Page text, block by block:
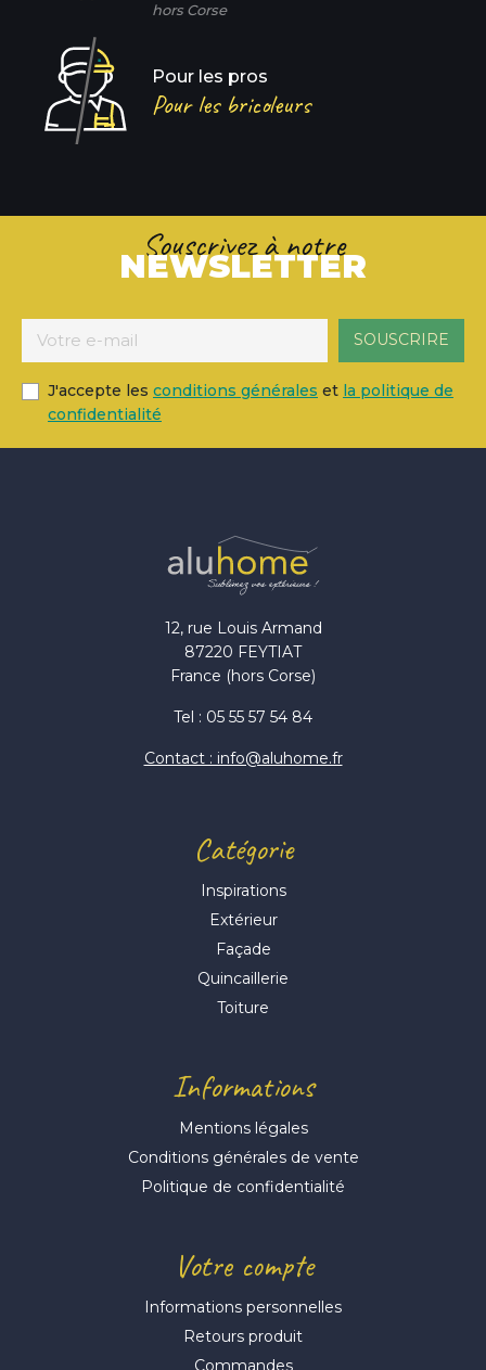
hors Corse
Pour les pros
Pour les bricoleurs
Souscrivez à notre
NEWSLETTER
J'accepte les conditions générales et la politique de
confidentialité
12, rue Louis Armand
87220 FEYTIAT
France (hors Corse)
Tel : 05 55 57 54 84
Contact : info@aluhome.fr
Votre compte
Informations personnelles
Retours produit
Commandes
Catégorie
Inspirations
Extérieur
Façade
Quincaillerie
Toiture
Informations
Mentions légales
Conditions générales de vente
Politique de confidentialité